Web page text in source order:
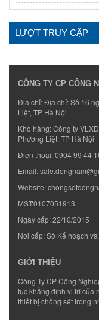
LƯỢT TRUY CẬP
CÔNG TY CP CÔNG
Địa chỉ: Địa chỉ: Số 16
Liệt, TP Hà Nội
Kho hàng: Công ty
Phương Liệt, TP Hà Nội
Điện thoại:0904 99 44
Email:
Website:
MST:0107051913
Ngày cấp: 22/10/2015
Nơi cấp: Sở Kế hoạch
GIỚI THIỆU
Công Ty CP Công
tục khẳng định vị trí của
thiết bị chống sét trong